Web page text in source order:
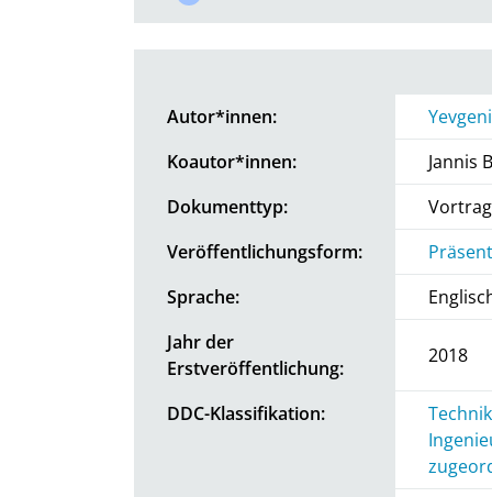
Autor*innen:
Koautor*innen:
Jannis
Dokumenttyp:
Vortrag
Veröffentlichungsform:
Sprache:
Jahr der
Erstveröffentlichung:
2018
DDC-Klassifikation: